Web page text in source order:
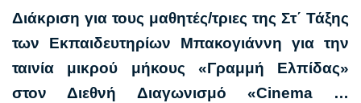
Διάκριση για τους μαθητές/τριες της Στ΄ Τάξης
των Εκπαιδευτηρίων Μπακογιάννη για την
ταινία μικρού μήκους «Γραμμή Ελπίδας»
στον Διεθνή Διαγωνισμό «Cinema …